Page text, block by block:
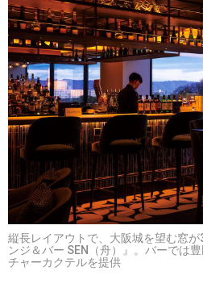
縦長レイアウトで、大阪城を望む窓
ンジ＆バー SEN（舟）』。バーでは
チャーカクテルを提供